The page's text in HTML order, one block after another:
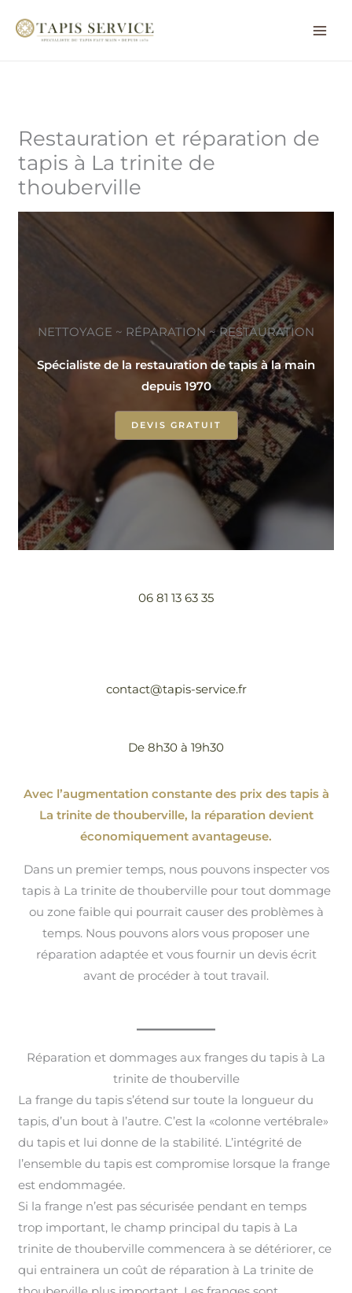
Restauration et réparation de
tapis à La trinite de
thouberville
NETTOYAGE ~ RÉPARATION ~ RESTAURATION
Spécialiste de la restauration de tapis à la main
depuis 1970
DEVIS GRATUIT
06 81 13 63 35
contact@tapis-service.fr
De 8h30 à 19h30
Avec l’augmentation constante des prix des tapis à
La trinite de thouberville, la réparation devient
économiquement avantageuse.
Dans un premier temps, nous pouvons inspecter vos
tapis à La trinite de thouberville pour tout dommage
ou zone faible qui pourrait causer des problèmes à
temps. Nous pouvons alors vous proposer une
réparation adaptée et vous fournir un devis écrit
avant de procéder à tout travail.
Réparation et dommages aux franges du tapis à La
trinite de thouberville
La frange du tapis s’étend sur toute la longueur du
tapis, d’un bout à l’autre. C’est la «colonne vertébrale»
du tapis et lui donne de la stabilité. L’intégrité de
l’ensemble du tapis est compromise lorsque la frange
est endommagée.
Si la frange n’est pas sécurisée pendant en temps
trop important, le champ principal du tapis à La
trinite de thouberville commencera à se détériorer, ce
qui entrainera un coût de réparation à La trinite de